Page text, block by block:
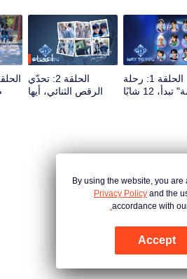
في النهاية.
الحلقة 1: رحلة
"القمة" تبدأ، 12 شابًا
أعضاء
الحلقة 2: تحدّي
الرقص الثنائي، أيها
By using the website, you
Privacy Policy and the
accordance with
Accept